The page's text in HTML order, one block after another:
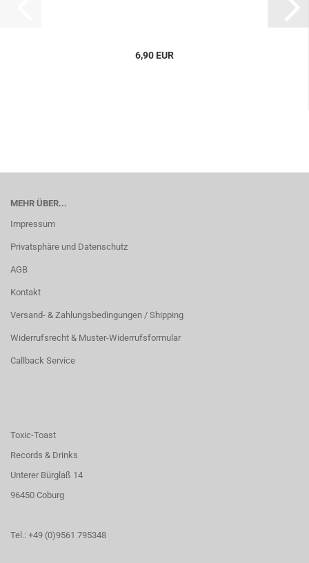
6,90 EUR
MEHR ÜBER...
Impressum
Privatsphäre und Datenschutz
AGB
Kontakt
Versand- & Zahlungsbedingungen / Shipping
Widerrufsrecht & Muster-Widerrufsformular
Callback Service
Toxic-Toast
Records & Drinks
Unterer Bürglaß 14
96450 Coburg
Tel.: +49 (0)9561 795348